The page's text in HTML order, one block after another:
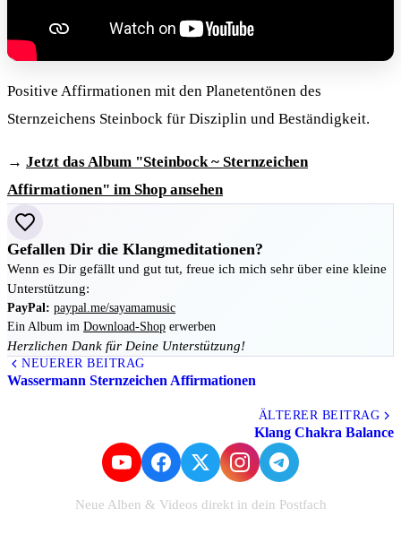
Positive Affirmationen mit den Planetentönen des
Sternzeichens Steinbock für Disziplin und Beständigkeit.
→ Jetzt das Album "Steinbock ~ Sternzeichen
Affirmationen" im Shop ansehen
Gefallen Dir die Klangmeditationen?
Wenn es Dir gefällt und gut tut, freue ich mich sehr über eine kleine
Unterstützung:
PayPal: paypal.me/sayamamusic
Ein Album im Download-Shop erwerben
Herzlichen Dank für Deine Unterstützung!
NEUERER BEITRAG
Wassermann Sternzeichen Affirmationen
ÄLTERER BEITRAG
Klang Chakra Balance
Neue Alben & Videos direkt in dein Postfach